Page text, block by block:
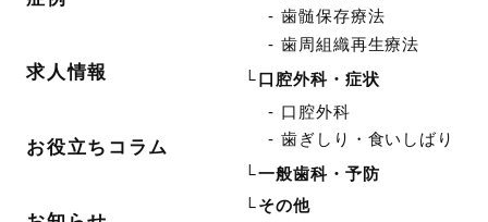
求人情報
お役立ちコラム
歯髄保存療法
歯周組織再生療法
口腔外科・症状
口腔外科
歯ぎしり・食いしばり
一般歯科・予防
その他